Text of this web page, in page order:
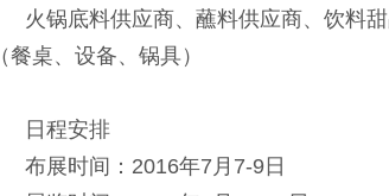
火锅底料供应商、蘸料供应商、饮料甜
（餐桌、设备、锅具）
日程安排
布展时间：2016年7月7-9日